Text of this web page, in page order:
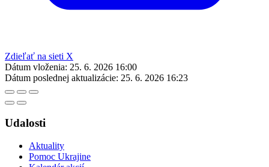
Zdieľať na sieti X
Dátum vloženia: 25. 6. 2026 16:00
Dátum poslednej aktualizácie: 25. 6. 2026 16:23
Udalosti
Aktuality
Pomoc Ukrajine